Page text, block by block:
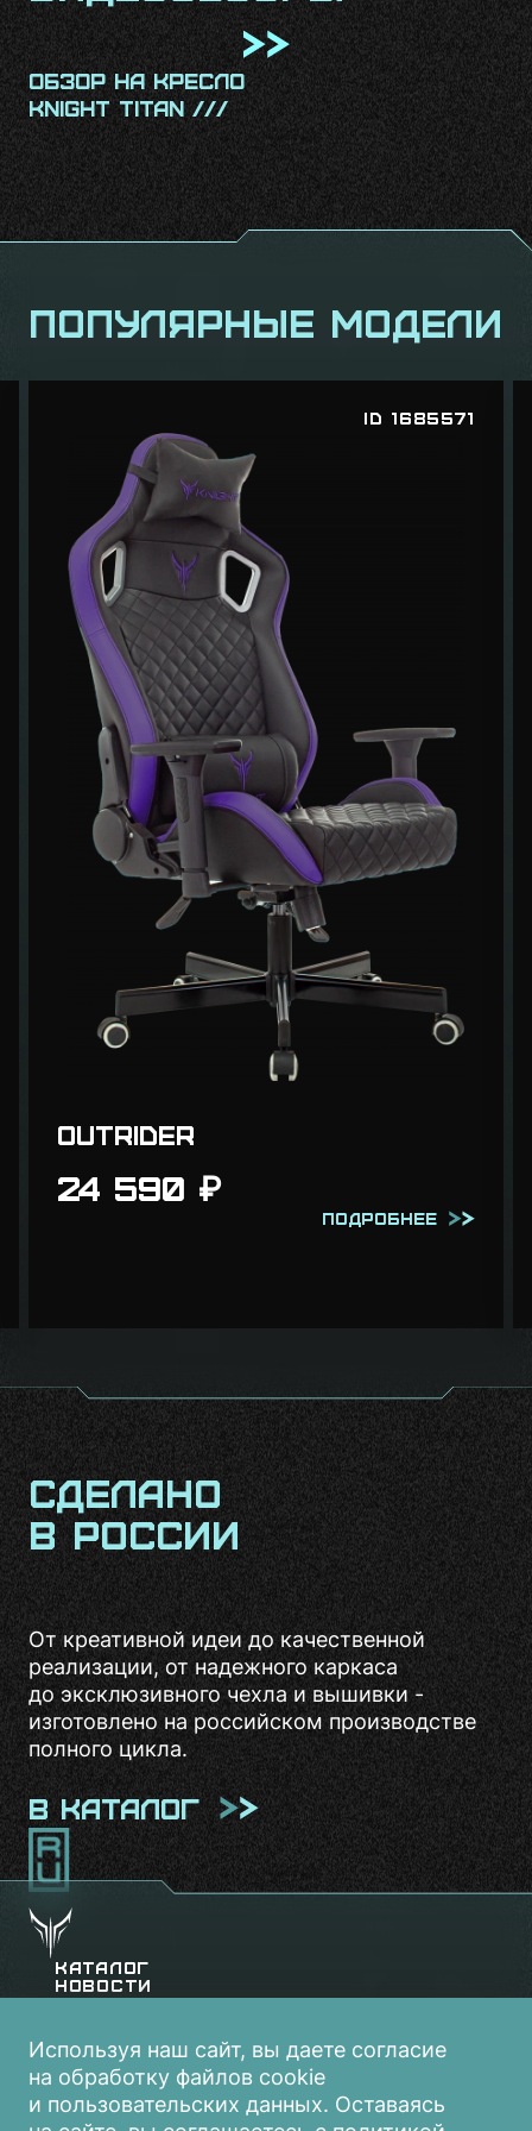
обзор на кресло
Knight ARMOR ///
Популярные модели
ID 1685571
Outrider
24 590 ₽
Подробнее
Сделано
в России
От креативной идеи до качественной
реализации, от надежного каркаса
до эксклюзивного чехла и вышивки -
изготовлено на российском производстве
полного цикла.
в каталог
Каталог
Новости
Брошюры
Используя наш сайт, вы даете согласие
на обработку файлов cookie
и пользовательских данных. Оставаясь